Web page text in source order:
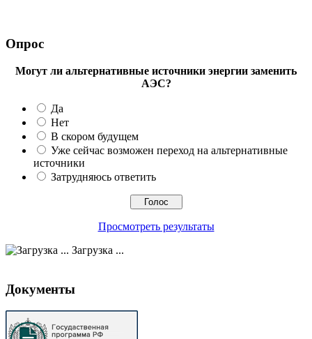
Опрос
Могут ли альтернативные источники энергии заменить
АЭС?
Да
Нет
В скором будущем
Уже сейчас возможен переход на альтернативные
источники
Затрудняюсь ответить
Просмотреть результаты
Загрузка ...
Документы